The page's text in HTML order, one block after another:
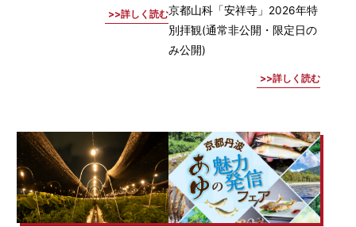
詳しく読む京都山科「安祥寺」2026年特
別拝観(通常非公開・限定日の
み公開)
詳しく読む